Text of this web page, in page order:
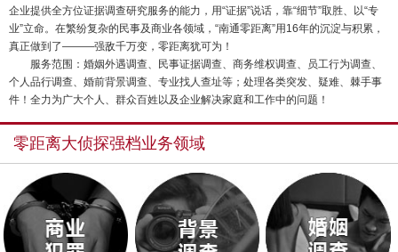
企业提供全方位证据调查研究服务的能力，用“证据”说话，靠“细节”取胜、以“专
业”立命。在繁纷复杂的民事及商业各领域，“南通零距离”用16年的沉淀与积累，
真正做到了———强敌千万变，零距离犹可为！
服务范围：婚姻外遇调查、民事证据调查、商务维权调查、员工行为调查、
个人品行调查、婚前背景调查、专业找人查址等；处理各类突发、疑难、棘手事
件！全力为广大个人、群众百姓以及企业解决家庭和工作中的问题！
零距离大侦探强档业务领域